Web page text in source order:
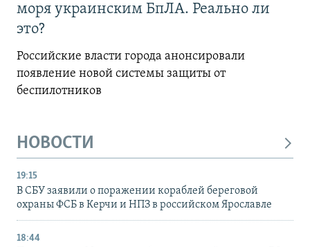
моря украинским БпЛА. Реально ли
это?
Российские власти города анонсировали
появление новой системы защиты от
беспилотников
НОВОСТИ
19:15
В СБУ заявили о поражении кораблей береговой
охраны ФСБ в Керчи и НПЗ в российском Ярославле
18:44